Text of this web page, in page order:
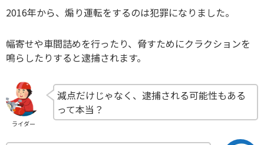
2016年から、煽り運転をするのは犯罪になりました。
幅寄せや車間詰めを行ったり、脅すためにクラクションを
鳴らしたりすると逮捕されます。
ライダー
減点だけじゃなく、逮捕される可能性もある
って本当？